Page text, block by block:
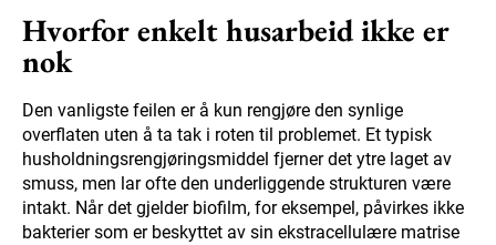
Hvorfor enkelt husarbeid ikke er
nok
Den vanligste feilen er å kun rengjøre den synlige
overflaten uten å ta tak i roten til problemet. Et typisk
husholdningsrengjøringsmiddel fjerner det ytre laget av
smuss, men lar ofte den underliggende strukturen være
intakt. Når det gjelder biofilm, for eksempel, påvirkes ikke
bakterier som er beskyttet av sin ekstracellulære matrise